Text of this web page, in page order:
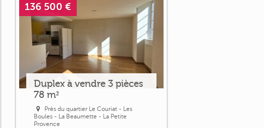
136 500 €
Duplex à vendre 3 pièces
78 m²
Près du quartier Le Couriat - Les
Boules - La Beaumette - La Petite
Provence